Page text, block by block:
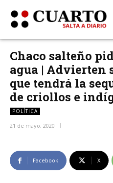
Chaco salteño
agua | Advierten
que tendrá la
de criollos e
POLÍTICA
21 de mayo, 2020
Facebook X